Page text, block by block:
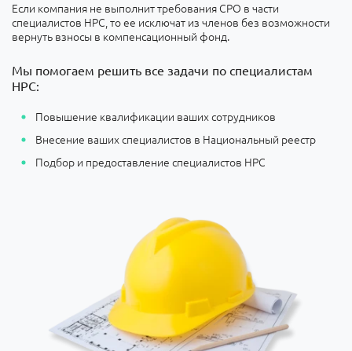
Если компания не выполнит требования СРО в части
специалистов НРС, то ее исключат из членов без возможности
вернуть взносы в компенсационный фонд.
Мы помогаем решить все задачи по специалистам
НРС:
Повышение квалификации ваших сотрудников
Внесение ваших специалистов в Национальный реестр
Подбор и предоставление специалистов НРС